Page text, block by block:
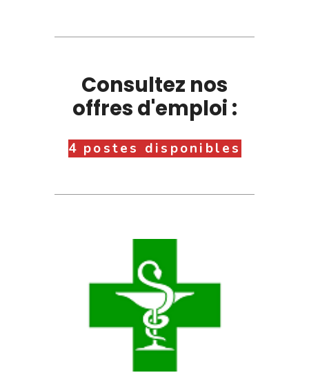
Consultez nos
offres d'emploi :
4 postes disponibles